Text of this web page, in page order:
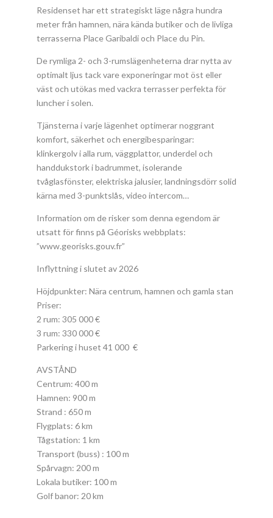
Residenset har ett strategiskt läge några hundra
meter från hamnen, nära kända butiker och de livliga
terrasserna Place Garibaldi och Place du Pin.
De rymliga 2- och 3-rumslägenheterna drar nytta av
optimalt ljus tack vare exponeringar mot öst eller
väst och utökas med vackra terrasser perfekta för
luncher i solen.
Tjänsterna i varje lägenhet optimerar noggrant
komfort, säkerhet och energibesparingar:
klinkergolv i alla rum, väggplattor, underdel och
handdukstork i badrummet, isolerande
tvåglasfönster, elektriska jalusier, landningsdörr solid
kärna med 3-punktslås, video intercom…
Information om de risker som denna egendom är
utsatt för finns på Géorisks webbplats:
”www.georisks.gouv.fr”
Inflyttning i slutet av 2026
Höjdpunkter: Nära centrum, hamnen och gamla stan
Priser:
2 rum: 305 000 €
3 rum: 330 000 €
Parkering i huset 41 000 €
AVSTÅND
Centrum: 400 m
Hamnen: 900 m
Strand : 650 m
Flygplats: 6 km
Tågstation: 1 km
Transport (buss) : 100 m
Spårvagn: 200 m
Lokala butiker: 100 m
Golf banor: 20 km